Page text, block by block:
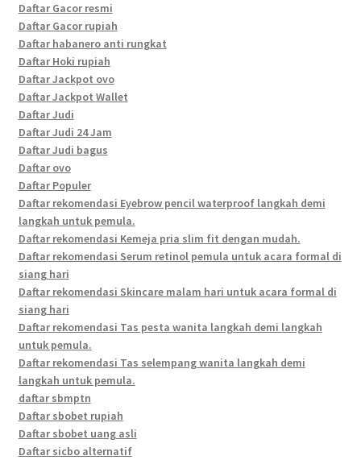
Daftar Gacor resmi
Daftar Gacor rupiah
Daftar habanero anti rungkat
Daftar Hoki rupiah
Daftar Jackpot ovo
Daftar Jackpot Wallet
Daftar Judi
Daftar Judi 24 Jam
Daftar Judi bagus
Daftar ovo
Daftar Populer
Daftar rekomendasi Eyebrow pencil waterproof langkah demi
langkah untuk pemula.
Daftar rekomendasi Kemeja pria slim fit dengan mudah.
Daftar rekomendasi Serum retinol pemula untuk acara formal di
siang hari
Daftar rekomendasi Skincare malam hari untuk acara formal di
siang hari
Daftar rekomendasi Tas pesta wanita langkah demi langkah
untuk pemula.
Daftar rekomendasi Tas selempang wanita langkah demi
langkah untuk pemula.
daftar sbmptn
Daftar sbobet rupiah
Daftar sbobet uang asli
Daftar sicbo alternatif